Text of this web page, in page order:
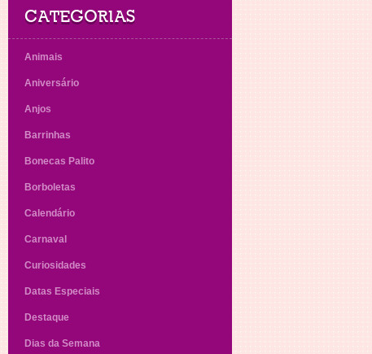
CATEGORIAS
Animais
Aniversário
Anjos
Barrinhas
Bonecas Palito
Borboletas
Calendário
Carnaval
Curiosidades
Datas Especiais
Destaque
Dias da Semana